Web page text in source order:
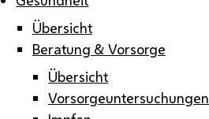
Übersicht
Beratung & Vorsorge
Übersicht
Vorsorgeuntersuchungen